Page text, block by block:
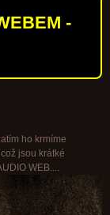
-
ho krmíme
jsou krátké
WEB....